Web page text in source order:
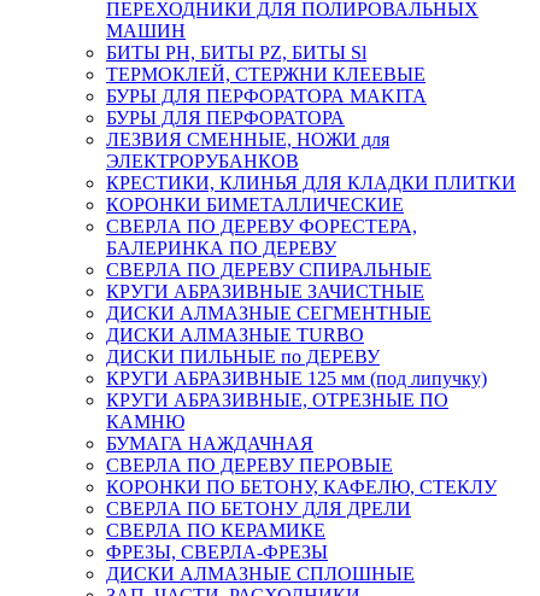
ПЕРЕХОДНИКИ ДЛЯ ПОЛИРОВАЛЬНЫХ
МАШИН
БИТЫ PH, БИТЫ PZ, БИТЫ Sl
ТЕРМОКЛЕЙ, СТЕРЖНИ КЛЕЕВЫЕ
БУРЫ ДЛЯ ПЕРФОРАТОРА MAKITA
БУРЫ ДЛЯ ПЕРФОРАТОРА
ЛЕЗВИЯ СМЕННЫЕ, НОЖИ для
ЭЛЕКТРОРУБАНКОВ
КРЕСТИКИ, КЛИНЬЯ ДЛЯ КЛАДКИ ПЛИТКИ
КОРОНКИ БИМЕТАЛЛИЧЕСКИЕ
СВЕРЛА ПО ДЕРЕВУ ФОРЕСТЕРА,
БАЛЕРИНКА ПО ДЕРЕВУ
СВЕРЛА ПО ДЕРЕВУ СПИРАЛЬНЫЕ
КРУГИ АБРАЗИВНЫЕ ЗАЧИСТНЫЕ
ДИСКИ АЛМАЗНЫЕ СЕГМЕНТНЫЕ
ДИСКИ АЛМАЗНЫЕ TURBO
ДИСКИ ПИЛЬНЫЕ по ДЕРЕВУ
КРУГИ АБРАЗИВНЫЕ 125 мм (под липучку)
КРУГИ АБРАЗИВНЫЕ, ОТРЕЗНЫЕ ПО
КАМНЮ
БУМАГА НАЖДАЧНАЯ
СВЕРЛА ПО ДЕРЕВУ ПЕРОВЫЕ
КОРОНКИ ПО БЕТОНУ, КАФЕЛЮ, СТЕКЛУ
СВЕРЛА ПО БЕТОНУ ДЛЯ ДРЕЛИ
СВЕРЛА ПО КЕРАМИКЕ
ФРЕЗЫ, СВЕРЛА-ФРЕЗЫ
ДИСКИ АЛМАЗНЫЕ СПЛОШНЫЕ